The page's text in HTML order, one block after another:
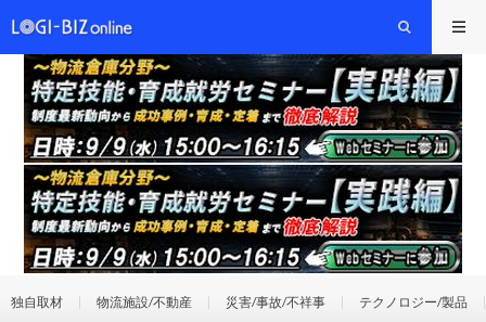
独自取材 物流施設/不動産 災害/事故/不祥事 テクノロジー/製品